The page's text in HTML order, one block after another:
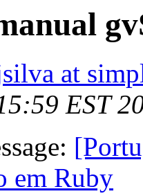
at
EST
em Ruby